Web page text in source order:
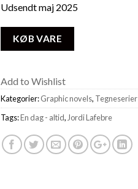
Udsendt maj 2025
KØB VARE
Add to Wishlist
Kategorier:Graphic novels, Tegneserier
Tags:En dag - altid, Jordi Lafebre